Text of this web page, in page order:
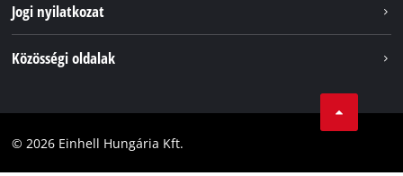
Az Einhell világszerte
Jogi nyilatkozat
Akadálymentesítési Nyilatkozat
Közösségi oldalak
Facebook
© 2026 Einhell Hungária Kft.